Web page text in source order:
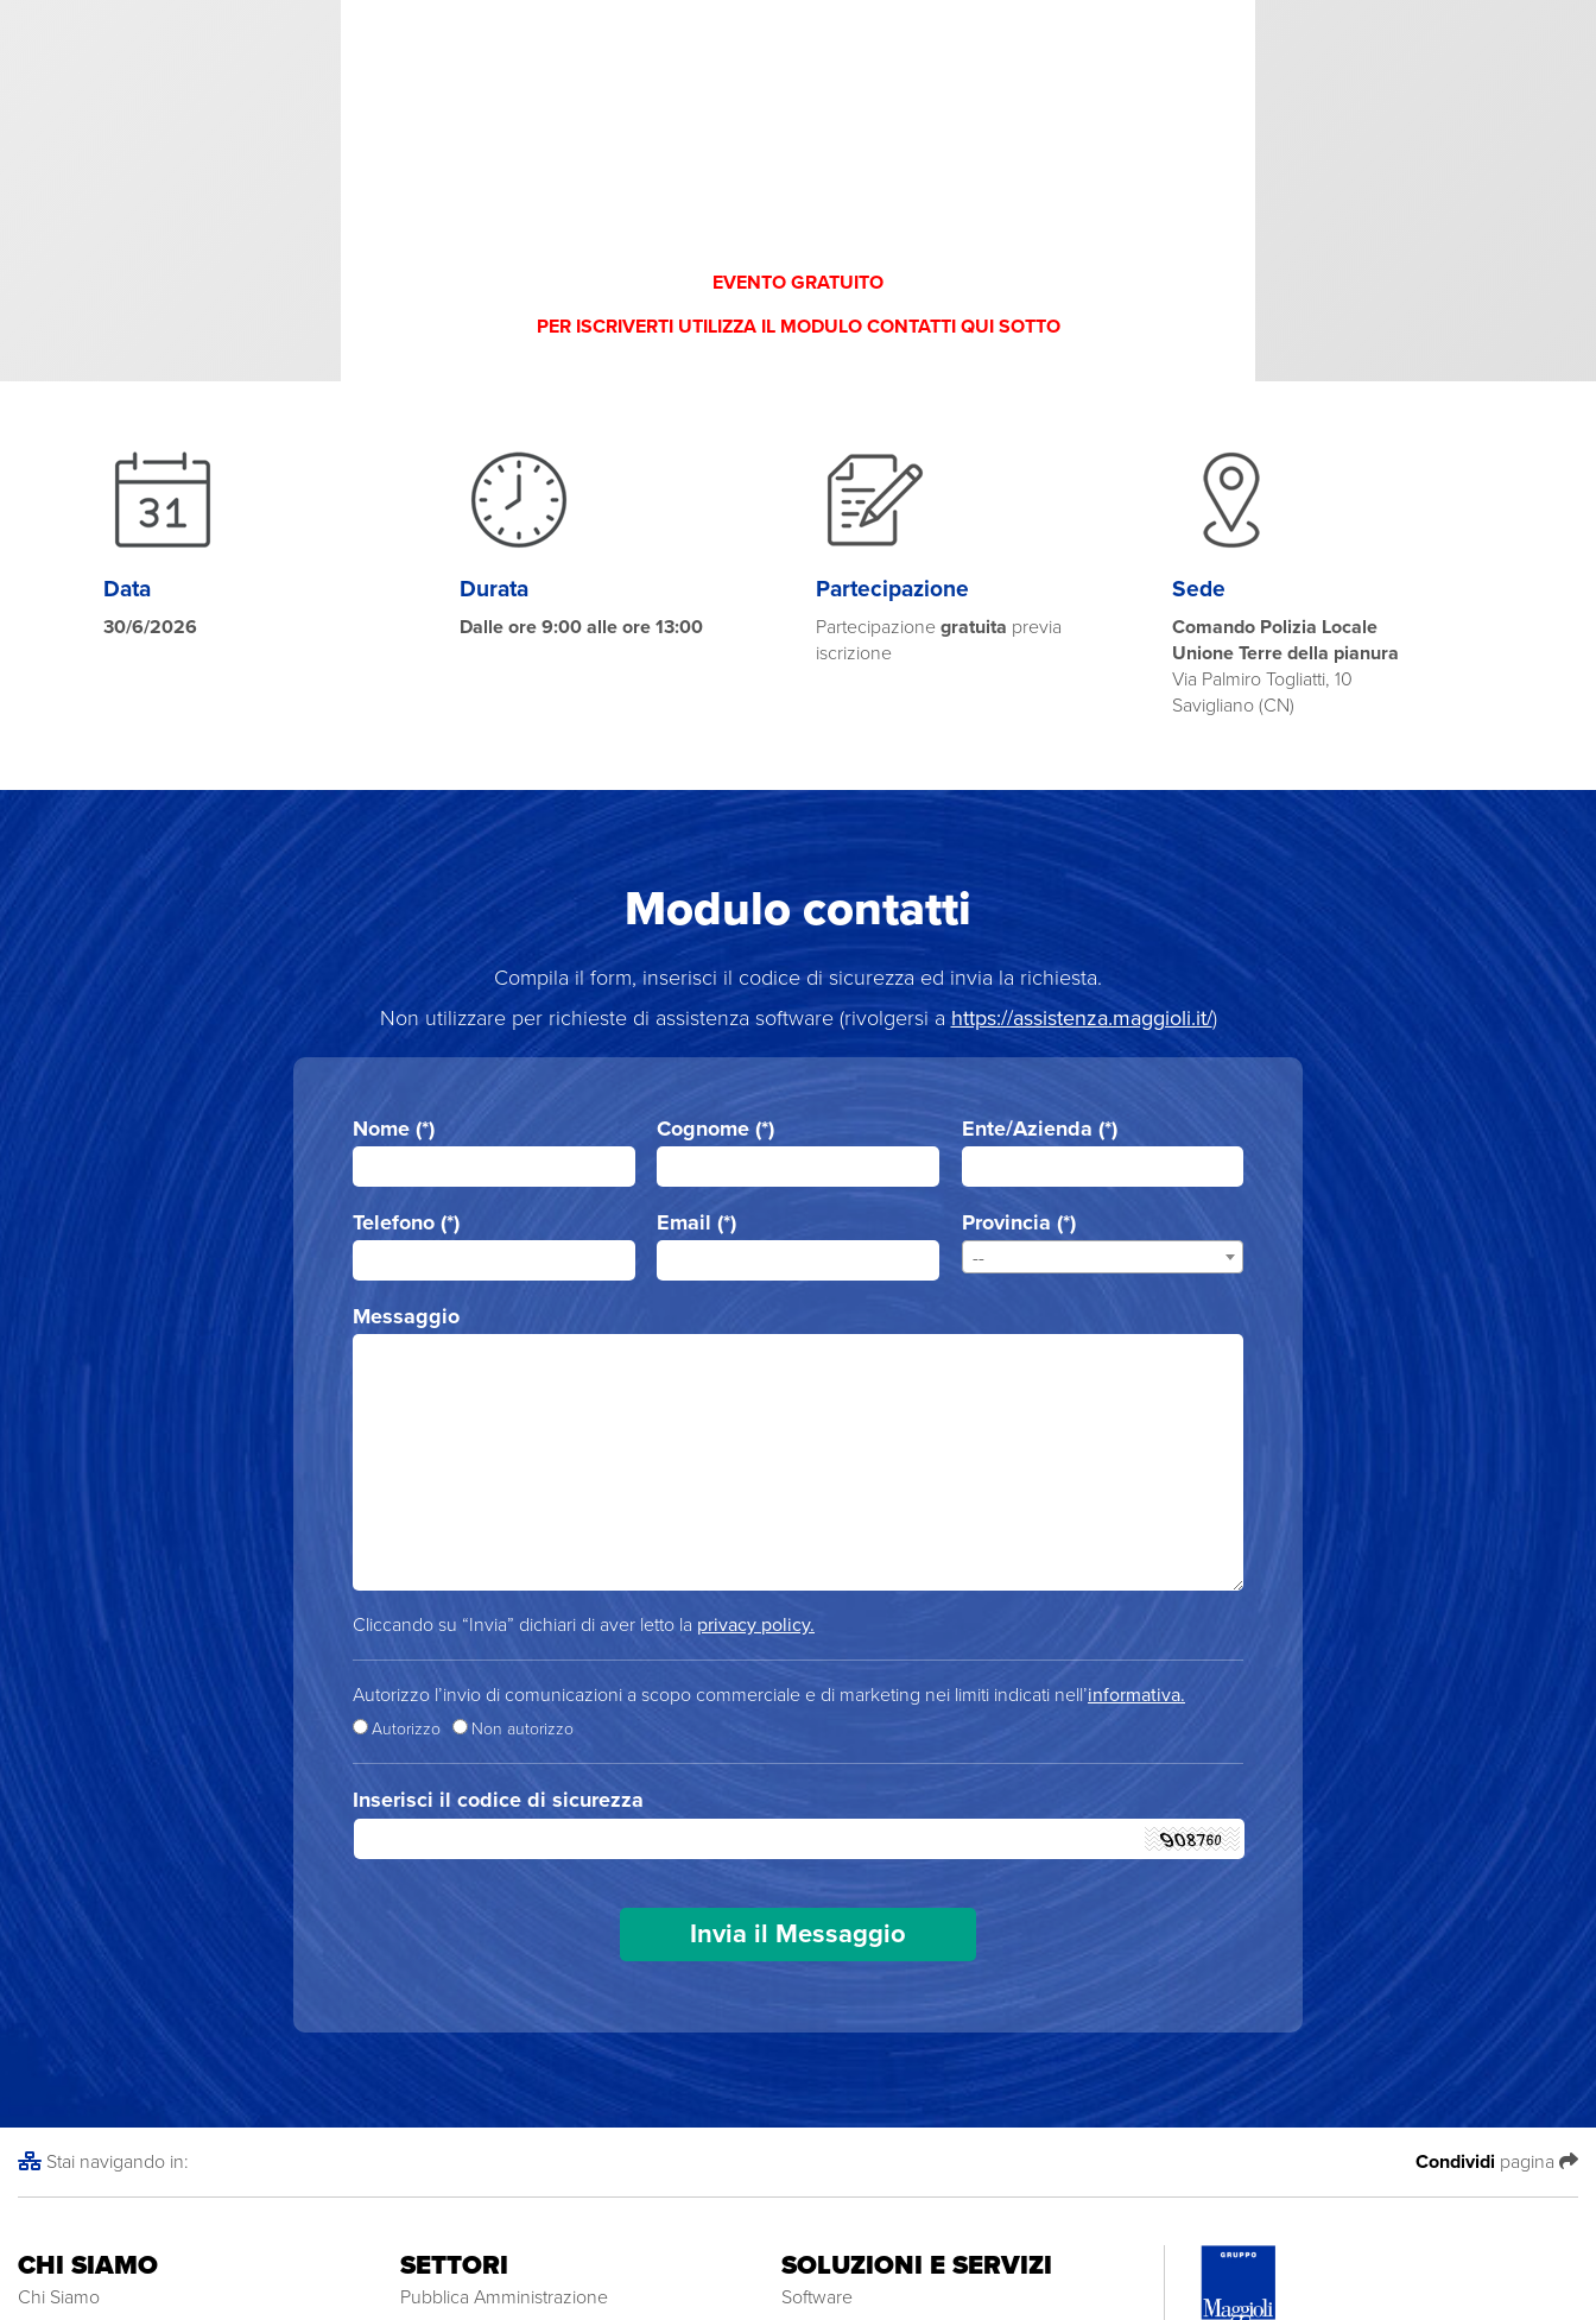
EVENTO GRATUITO
PER ISCRIVERTI UTILIZZA IL MODULO CONTATTI QUI SOTTO
Data
30/6/2026
Durata
Dalle ore 9:00 alle ore 13:00
Partecipazione
Partecipazione gratuita previa
iscrizione
Sede
Comando Polizia Locale
Unione Terre della pianura
Via Palmiro Togliatti, 10
Savigliano (CN)
Modulo contatti
Compila il form, inserisci il codice di sicurezza ed invia la richiesta.
Non utilizzare per richieste di assistenza software (rivolgersi a https://assistenza.maggioli.it/)
Nome (*) Cognome (*) Ente/Azienda (*)
Telefono (*) Email (*) Provincia (*)
--
Messaggio
Cliccando su “Invia” dichiari di aver letto la privacy policy.
Autorizzo l’invio di comunicazioni a scopo commerciale e di marketing nei limiti indicati nell’informativa.
Autorizzo Non autorizzo
Inserisci il codice di sicurezza
Stai navigando in: Condividi pagina
CHI SIAMO
Chi Siamo
SETTORI
Pubblica Amministrazione
SOLUZIONI E SERVIZI
Software